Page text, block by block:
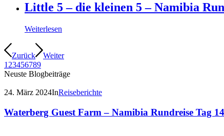
Little 5 – die kleinen 5 – Namibia
Weiterlesen
Zurück
Weiter
1 23456789
Neuste Blogbeiträge
24. März 2024InReiseberichte
Waterberg Guest Farm – Namibia Rundreise Tag